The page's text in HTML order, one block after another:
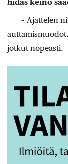
– Ajattelen
jotkut nopeasti.